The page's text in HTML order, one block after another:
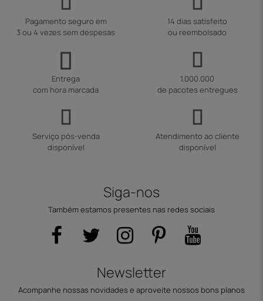
Pagamento seguro em
3 ou 4 vezes sem despesas
14 dias satisfeito
ou reembolsado
Entrega
com hora marcada
1.000.000
de pacotes entregues
Serviço pós-venda
disponível
Atendimento ao cliente
disponível
Siga-nos
Também estamos presentes nas redes sociais
Newsletter
Acompanhe nossas novidades e aproveite nossos bons planos